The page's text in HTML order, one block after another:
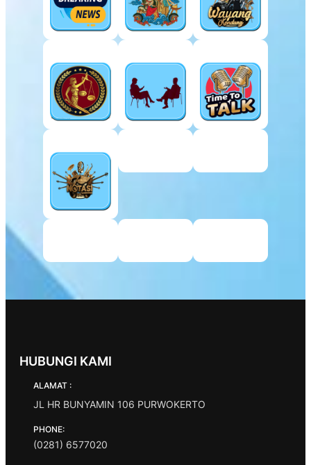
HUBUNGI KAMI
ALAMAT :
JL HR BUNYAMIN 106 PURWOKERTO
PHONE:
(0281) 6577020